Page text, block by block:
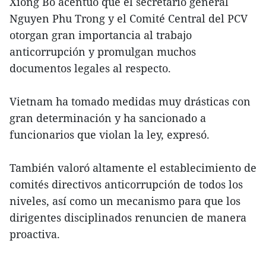
Nguyen Phu Trong y el Comité Central del PCV
otorgan gran importancia al trabajo
anticorrupción y promulgan muchos
documentos legales al respecto.
Vietnam ha tomado medidas muy drásticas con
gran determinación y ha sancionado a
funcionarios que violan la ley, expresó.
También valoró altamente el establecimiento de
comités directivos anticorrupción de todos los
niveles, así como un mecanismo para que los
dirigentes disciplinados renuncien de manera
proactiva.